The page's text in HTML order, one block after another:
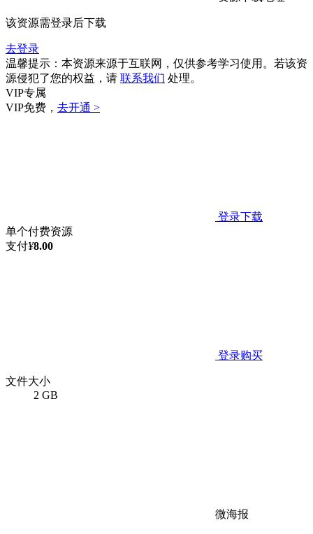
该资源需登录后下载
去登录
温馨提示：本资源来源于互联网，仅供参考学习使用。若该资
源侵犯了您的权益，请 联系我们 处理。
VIP专属
VIP免费， 去开通 >
登录下载
单个付费资源
支付¥8.00
登录购买
文件大小
2 GB
微海报